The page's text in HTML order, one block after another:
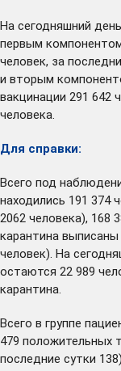
На сегодняшний
первым
человек, за
и вторым
вакцинации 291 642
человека.
Для справки:
Всего под
находились 191 374
2062 человека), 168
карантина
человек). На
остаются 22 989
карантина.
Всего в группе
479 положительных
последние сутки